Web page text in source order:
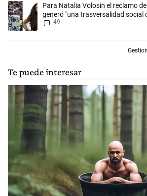
Un artículo de tendencia con el título "Para
Para Natalia Volosin el reclamo
generó "una trasversalidad social
Malvinas"
49